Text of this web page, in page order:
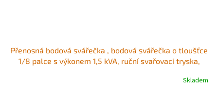
Přenosná bodová svářečka , bodová svářečka o tloušťce
1/8 palce s výkonem 1,5 kVA, ruční svařovací tryska,
Skladem